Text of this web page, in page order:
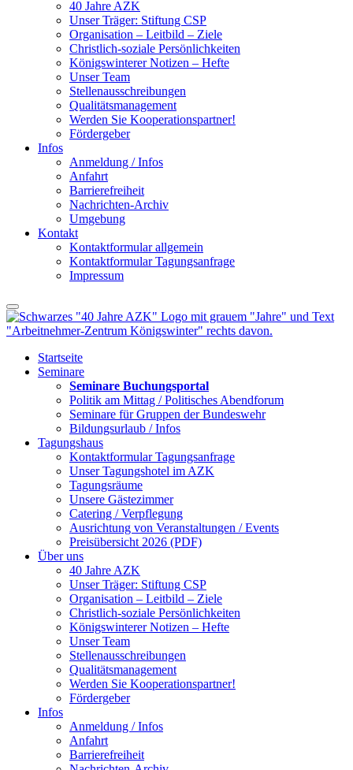
40 Jahre AZK
Unser Träger: Stiftung CSP
Organisation – Leitbild – Ziele
Christlich-soziale Persönlichkeiten
Königswinterer Notizen – Hefte
Unser Team
Stellenausschreibungen
Qualitätsmanagement
Werden Sie Kooperationspartner!
Fördergeber
Infos
Anmeldung / Infos
Anfahrt
Barrierefreiheit
Nachrichten-Archiv
Umgebung
Kontakt
Kontaktformular allgemein
Kontaktformular Tagungsanfrage
Impressum
Startseite
Seminare
Seminare Buchungsportal
Politik am Mittag / Politisches Abendforum
Seminare für Gruppen der Bundeswehr
Bildungsurlaub / Infos
Tagungshaus
Kontaktformular Tagungsanfrage
Unser Tagungshotel im AZK
Tagungsräume
Unsere Gästezimmer
Catering / Verpflegung
Ausrichtung von Veranstaltungen / Events
Preisübersicht 2026 (PDF)
Über uns
40 Jahre AZK
Unser Träger: Stiftung CSP
Organisation – Leitbild – Ziele
Christlich-soziale Persönlichkeiten
Königswinterer Notizen – Hefte
Unser Team
Stellenausschreibungen
Qualitätsmanagement
Werden Sie Kooperationspartner!
Fördergeber
Infos
Anmeldung / Infos
Anfahrt
Barrierefreiheit